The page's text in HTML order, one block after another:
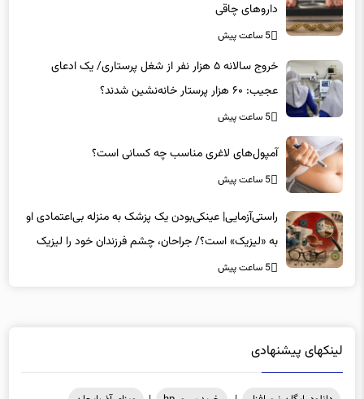
مخالفت شدید یک فوق تخصص روماتولوژی با برخی
داروهای چاقی
خروج سالانه ۵ هزار نفر از شغل پرستاری/ یک ادعای
عجیب: ۶۰ هزار پرستار خانه‌نشین شدند؟
آمپول‌های لاغری مناسب چه کسانی است؟
راستی‌آزمایی| عینکی‌بودن یک پزشک به منزله بی‌اعتمادی او
به «لیزیک» است؟/ جراحان، چشم فرزندان خود را لیزیک
لینکهای پیشنهادی